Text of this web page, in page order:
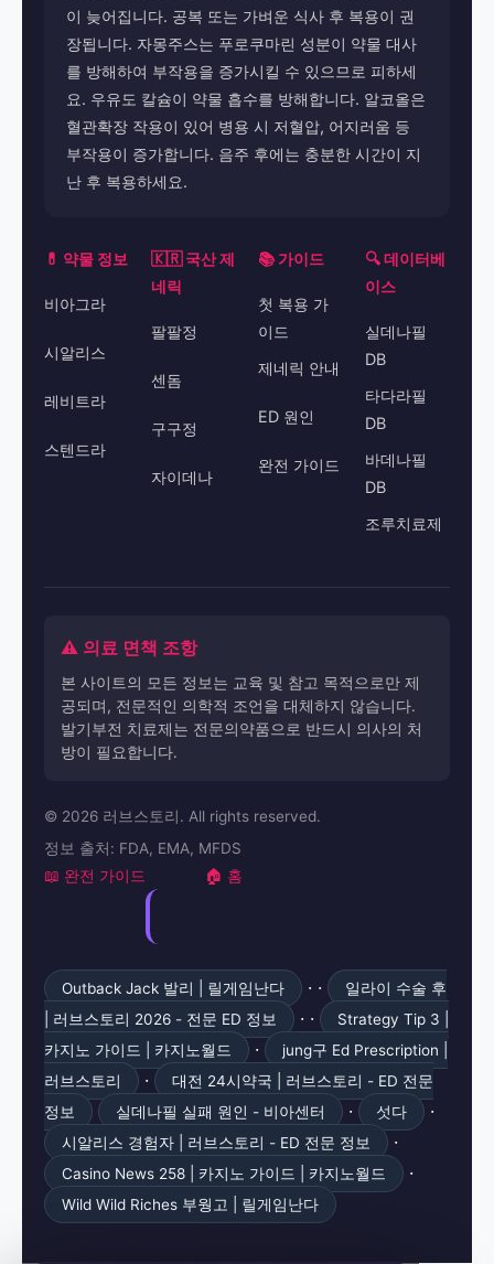
이 늦어집니다. 공복 또는 가벼운 식사 후 복용이 권
장됩니다. 자몽주스는 푸로쿠마린 성분이 약물 대사
를 방해하여 부작용을 증가시킬 수 있으므로 피하세
요. 우유도 칼슘이 약물 흡수를 방해합니다. 알코올은
혈관확장 작용이 있어 병용 시 저혈압, 어지러움 등
부작용이 증가합니다. 음주 후에는 충분한 시간이 지
난 후 복용하세요.
💊 약물 정보
비아그라
시알리스
레비트라
스텐드라
🇰🇷 국산 제
네릭
팔팔정
센돔
구구정
자이데나
📚 가이드
첫 복용 가
이드
제네릭 안내
ED 원인
완전 가이드
🔍 데이터베
이스
실데나필
DB
타다라필
DB
바데나필
DB
조루치료제
⚠️ 의료 면책 조항
본 사이트의 모든 정보는 교육 및 참고 목적으로만 제
공되며, 전문적인 의학적 조언을 대체하지 않습니다.
발기부전 치료제는 전문의약품으로 반드시 의사의 처
방이 필요합니다.
© 2026 러브스토리. All rights reserved.
정보 출처: FDA, EMA, MFDS
📖 완전 가이드 🏠 홈
Outback Jack 발리 | 릴게임난다 · ·
일라이 수술 후
| 러브스토리 2026 - 전문 ED 정보
· ·
Strategy Tip 3 |
카지노 가이드 | 카지노월드
·
jung구 Ed Prescription |
러브스토리
·
대전 24시약국 | 러브스토리 - ED 전문
정보
실데나필 실패 원인 - 비아센터 · 섯다 ·
시알리스 경험자 | 러브스토리 - ED 전문 정보 ·
Casino News 258 | 카지노 가이드 | 카지노월드 ·
Wild Wild Riches 부웡고 | 릴게임난다